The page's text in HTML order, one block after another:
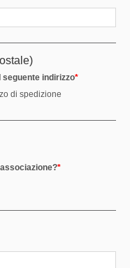
seguente indirizzo*
di spedizione
*